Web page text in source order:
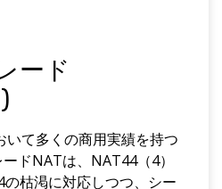
ード
いて多くの商用実績を持つ
ドNATは、NAT44（4）
の枯渇に対応しつつ、シー